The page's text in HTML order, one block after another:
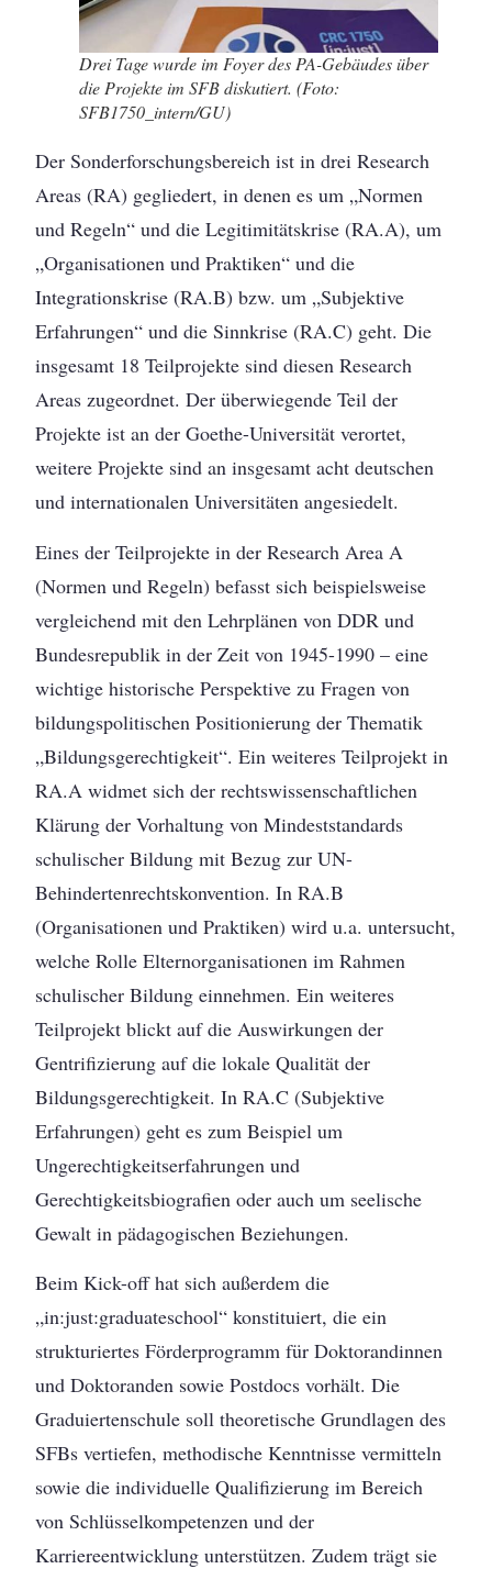
Drei Tage wurde im Foyer des PA-Gebäudes über
die Projekte im SFB diskutiert. (Foto:
SFB1750_intern/GU)
Der Sonderforschungsbereich ist in drei Research
Areas (RA) gegliedert, in denen es um „Normen
und Regeln“ und die Legitimitätskrise (RA.A), um
„Organisationen und Praktiken“ und die
Integrationskrise (RA.B) bzw. um „Subjektive
Erfahrungen“ und die Sinnkrise (RA.C) geht. Die
insgesamt 18 Teilprojekte sind diesen Research
Areas zugeordnet. Der überwiegende Teil der
Projekte ist an der Goethe-Universität verortet,
weitere Projekte sind an insgesamt acht deutschen
und internationalen Universitäten angesiedelt.
Eines der Teilprojekte in der Research Area A
(Normen und Regeln) befasst sich beispielsweise
vergleichend mit den Lehrplänen von DDR und
Bundesrepublik in der Zeit von 1945-1990 – eine
wichtige historische Perspektive zu Fragen von
bildungspolitischen Positionierung der Thematik
„Bildungsgerechtigkeit“. Ein weiteres Teilprojekt in
RA.A widmet sich der rechtswissenschaftlichen
Klärung der Vorhaltung von Mindeststandards
schulischer Bildung mit Bezug zur UN-
Behindertenrechtskonvention. In RA.B
(Organisationen und Praktiken) wird u.a. untersucht,
welche Rolle Elternorganisationen im Rahmen
schulischer Bildung einnehmen. Ein weiteres
Teilprojekt blickt auf die Auswirkungen der
Gentrifizierung auf die lokale Qualität der
Bildungsgerechtigkeit. In RA.C (Subjektive
Erfahrungen) geht es zum Beispiel um
Ungerechtigkeitserfahrungen und
Gerechtigkeitsbiografien oder auch um seelische
Gewalt in pädagogischen Beziehungen.
Beim Kick-off hat sich außerdem die
„in:just:graduateschool“ konstituiert, die ein
strukturiertes Förderprogramm für Doktorandinnen
und Doktoranden sowie Postdocs vorhält. Die
Graduiertenschule soll theoretische Grundlagen des
SFBs vertiefen, methodische Kenntnisse vermitteln
sowie die individuelle Qualifizierung im Bereich
von Schlüsselkompetenzen und der
Karriereentwicklung unterstützen. Zudem trägt sie